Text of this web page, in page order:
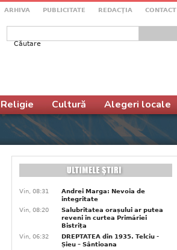
ARHIVA PUBLICITATE REDACŢIA CONTACT
Formular de căutare
Religie Cultură Alegeri locale
Vin, 08:31
Andrei Marga: Nevoia de
integritate
Vin, 08:20
Salubritatea orașului ar putea
reveni în curtea Primăriei
Bistrița
Vin, 06:32
DREPTATEA din 1935. Telciu -
Șieu – Sântioana